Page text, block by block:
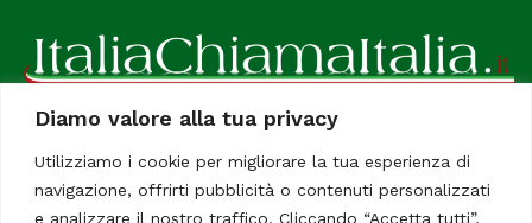
Diamo valore alla tua privacy
Utilizziamo i cookie per migliorare la tua esperienza di
navigazione, offrirti pubblicità o contenuti personalizzati
e analizzare il nostro traffico. Cliccando “Accetta tutti”,
ItaliaChiamaItalia, il TUO quotidiano online preferito.
Dedicato in particolare a tutti gli italiani residenti all'estero.
Tutti i diritti sono riservati. Quotidiano online indipendente